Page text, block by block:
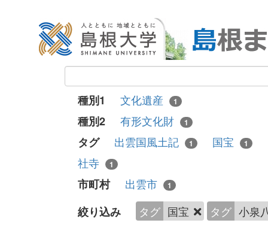
種別1 文化遺産 1
種別2 有形文化財 1
タグ 出雲国風土記 1 国宝 1
社寺
1
市町村 出雲市 1
絞り込み タグ 国宝 タグ 小泉